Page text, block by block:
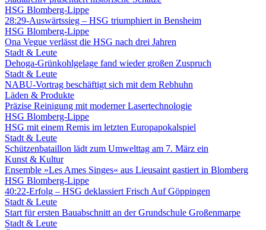
HSG Blomberg-Lippe
28:29-Auswärtssieg – HSG triumphiert in Bensheim
HSG Blomberg-Lippe
Ona Vegue verlässt die HSG nach drei Jahren
Stadt & Leute
Dehoga-Grünkohlgelage fand wieder großen Zuspruch
Stadt & Leute
NABU-Vortrag beschäftigt sich mit dem Rebhuhn
Läden & Produkte
Präzise Reinigung mit moderner Lasertechnologie
HSG Blomberg-Lippe
HSG mit einem Remis im letzten Europapokalspiel
Stadt & Leute
Schützenbataillon lädt zum Umwelttag am 7. März ein
Kunst & Kultur
Ensemble »Les Ames Singes« aus Lieusaint gastiert in Blomberg
HSG Blomberg-Lippe
40:22-Erfolg – HSG deklassiert Frisch Auf Göppingen
Stadt & Leute
Start für ersten Bauabschnitt an der Grundschule Großenmarpe
Stadt & Leute